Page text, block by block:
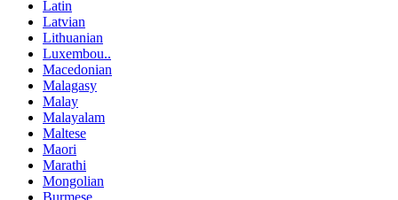
Latin
Latvian
Lithuanian
Luxembou..
Macedonian
Malagasy
Malay
Malayalam
Maltese
Maori
Marathi
Mongolian
Burmese